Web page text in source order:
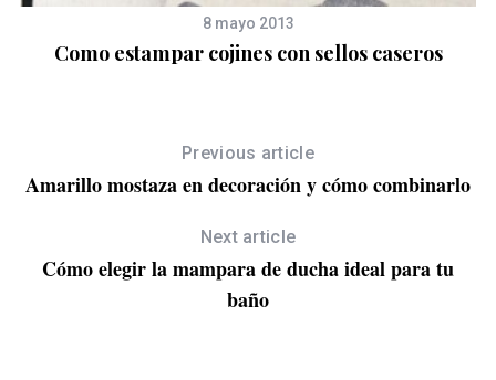
8 mayo 2013
Como estampar cojines con sellos caseros
Previous article
Amarillo mostaza en decoración y cómo combinarlo
Next article
Cómo elegir la mampara de ducha ideal para tu
baño